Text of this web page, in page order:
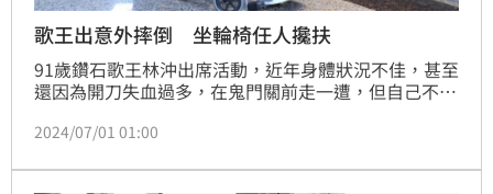
歌王出意外摔倒 坐輪椅任人攙扶
91歲鑽石歌王林沖出席活動，近年身體狀況不佳，甚至
還因為開刀失血過多，在鬼門關前走一遭，但自己不放
狀況越來越好，但就是憂心之前開刀導致左腳受到影
智凱台北報導
2024/07/01 01:00